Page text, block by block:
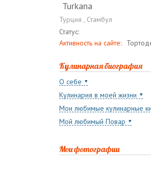
Turkana
Турция , Стамбул
Статус:
Активность на сайте:
Кулинарная биография
О себе
Кулинария в моей жизни
Мои любимые кулинарные
Мой любимый Повар
Мои фотографии